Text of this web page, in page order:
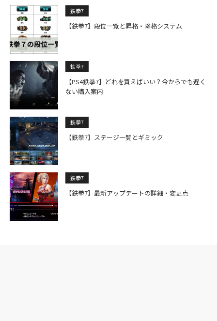
鉄拳7
【鉄拳7】段位一覧と昇格・降格システム
鉄拳7
【PS4鉄拳7】どれを買えばいい？今からでも遅く
ない購入案内
鉄拳7
【鉄拳7】ステージ一覧とギミック
鉄拳7
【鉄拳7】最新アップデートの詳細・変更点